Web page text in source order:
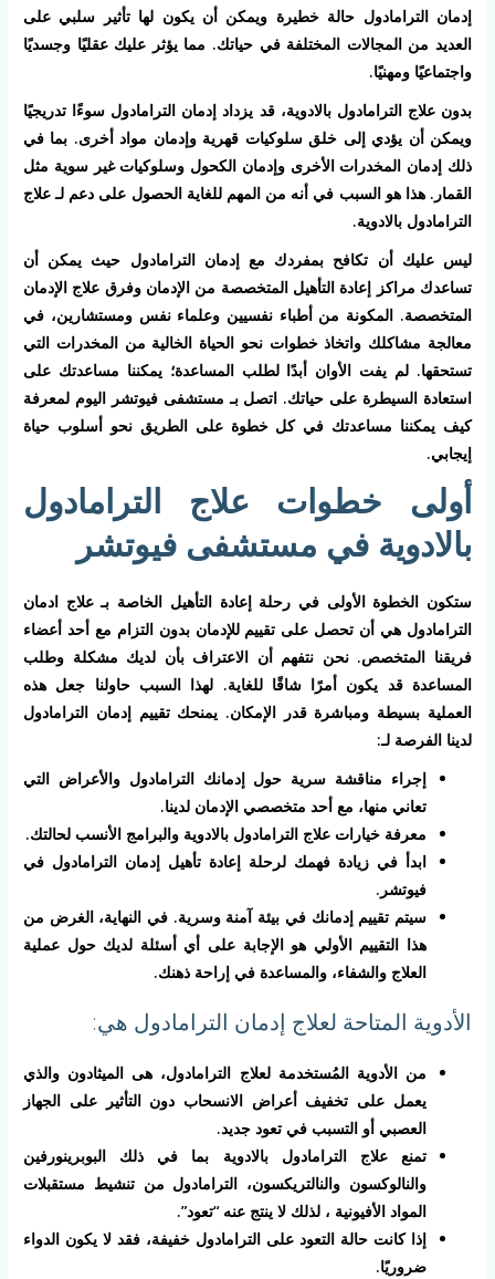
إدمان الترامادول حالة خطيرة ويمكن أن يكون لها تأثير سلبي على
العديد من المجالات المختلفة في حياتك. مما يؤثر عليك عقليًا وجسديًا
واجتماعيًا ومهنيًا.
بدون علاج الترامادول بالادوية، قد يزداد إدمان الترامادول سوءًا تدريجيًا
ويمكن أن يؤدي إلى خلق سلوكيات قهرية وإدمان مواد أخرى. بما في
ذلك إدمان المخدرات الأخرى وإدمان الكحول وسلوكيات غير سوية مثل
القمار. هذا هو السبب في أنه من المهم للغاية الحصول على دعم لـ علاج
الترامادول بالادوية.
ليس عليك أن تكافح بمفردك مع إدمان الترامادول حيث يمكن أن
تساعدك مراكز إعادة التأهيل المتخصصة من الإدمان وفرق علاج الإدمان
المتخصصة. المكونة من أطباء نفسيين وعلماء نفس ومستشارين، في
معالجة مشاكلك واتخاذ خطوات نحو الحياة الخالية من المخدرات التي
تستحقها. لم يفت الأوان أبدًا لطلب المساعدة؛ يمكننا مساعدتك على
استعادة السيطرة على حياتك. اتصل بـ مستشفى فيوتشر اليوم لمعرفة
كيف يمكننا مساعدتك في كل خطوة على الطريق نحو أسلوب حياة
إيجابي.
أولى خطوات علاج الترامادول
بالادوية في مستشفى فيوتشر
ستكون الخطوة الأولى في رحلة إعادة التأهيل الخاصة بـ علاج ادمان
الترامادول هي أن تحصل على تقييم للإدمان بدون التزام مع أحد أعضاء
فريقنا المتخصص. نحن نتفهم أن الاعتراف بأن لديك مشكلة وطلب
المساعدة قد يكون أمرًا شاقًا للغاية. لهذا السبب حاولنا جعل هذه
العملية بسيطة ومباشرة قدر الإمكان. يمنحك تقييم إدمان الترامادول
لدينا الفرصة لـ:
إجراء مناقشة سرية حول إدمانك الترامادول والأعراض التي
تعاني منها، مع أحد متخصصي الإدمان لدينا.
معرفة خيارات علاج الترامادول بالادوية والبرامج الأنسب لحالتك.
ابدأ في زيادة فهمك لرحلة إعادة تأهيل إدمان الترامادول في
فيوتشر.
سيتم تقييم إدمانك في بيئة آمنة وسرية. في النهاية، الغرض من
هذا التقييم الأولي هو الإجابة على أي أسئلة لديك حول عملية
العلاج والشفاء، والمساعدة في إراحة ذهنك.
الأدوية المتاحة لعلاج إدمان الترامادول هي:
من الأدوية المُستخدمة لعلاج الترامادول، هى الميثادون والذي
يعمل على تخفيف أعراض الانسحاب دون التأثير على الجهاز
العصبي أو التسبب في تعود جديد.
تمنع علاج الترامادول بالادوية بما في ذلك البوبرينورفين
والنالوكسون والنالتريكسون، الترامادول من تنشيط مستقبلات
المواد الأفيونية ، لذلك لا ينتج عنه “تعود”.
إذا كانت حالة التعود على الترامادول خفيفة، فقد لا يكون الدواء
ضروريًا.